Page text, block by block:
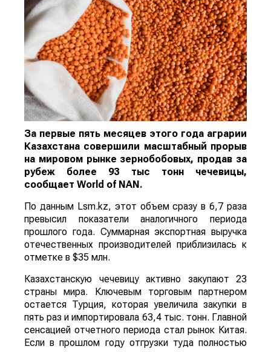
За первые пять месяцев этого года аграрии
Казахстана совершили масштабный прорыв
на мировом рынке зернобобовых, продав за
рубеж более 93 тыс тонн чечевицы,
сообщает World of NAN.
По данным Lsm.kz, этот объем сразу в 6,7 раза
превысил показатели аналогичного периода
прошлого года. Суммарная экспортная выручка
отечественных производителей приблизилась к
отметке в $35 млн.
Казахстанскую чечевицу активно закупают 23
страны мира. Ключевым торговым партнером
остается Турция, которая увеличила закупки в
пять раз и импортировала 63,4 тыс. тонн. Главной
сенсацией отчетного периода стал рынок Китая.
Если в прошлом году отгрузки туда полностью